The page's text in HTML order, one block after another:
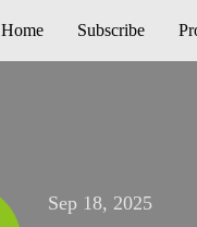
Home Subscribe
Sep 18, 2025